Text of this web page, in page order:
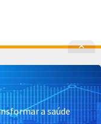
Quem Somos
a saúde